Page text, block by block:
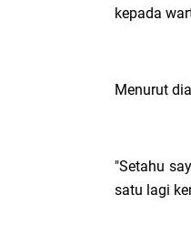
kepada
Menurut
"Setahu
satu lagi